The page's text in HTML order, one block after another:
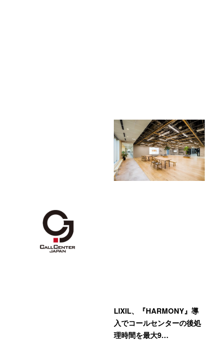
LIXIL、『HARMONY』導
入でコールセンターの後処
理時間を最大9…